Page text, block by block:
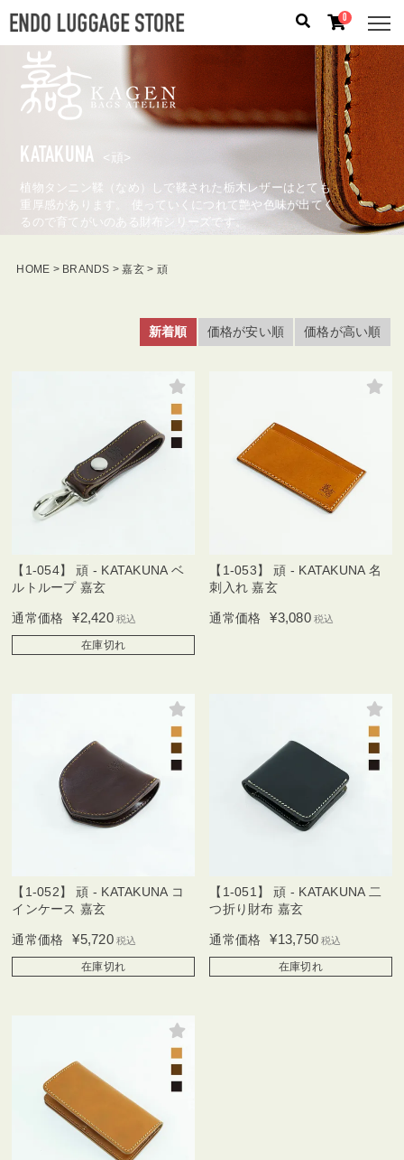
人気のキーワード： 誕生日プレゼント
フリクエン タ
ー/
カテゴリから探す
ブランドから探す
円 〜 円
0
KATAKUNA <頑>
植物タンニン鞣（なめ）しで鞣された栃木レザーはとても
重厚感があります。 使っていくにつれて艶や色味が出てく
るので育てがいのある財布シリーズです。
HOME BRANDS 嘉玄 頑
価格が安い順 価格が高い順
新着順
【1-054】 頑 - KATAKUNA ベ
ルトループ 嘉玄
通常価格 ¥2,420 税込
在庫切れ
【1-053】 頑 - KATAKUNA 名
刺入れ 嘉玄
通常価格 ¥3,080 税込
【1-052】 頑 - KATAKUNA コ
インケース 嘉玄
通常価格 ¥5,720 税込
在庫切れ
【1-051】 頑 - KATAKUNA 二
つ折り財布 嘉玄
通常価格 ¥13,750 税込
在庫切れ